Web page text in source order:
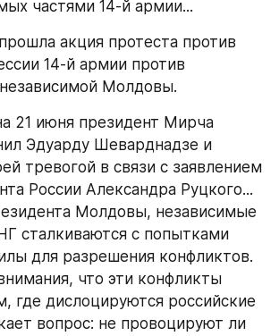
частями 14-й армии...
акция протеста против
14-й армии против
Молдовы.
21 июня президент Мирча
Эдуарду Шеварднадзе и
тревогой в связи с заявлением
России Александра Руцкого...
Молдовы, независимые
сталкиваются с попытками
для разрешения конфликтов.
что эти конфликты
где дислоцируются российские
вопрос: не провоцируют ли